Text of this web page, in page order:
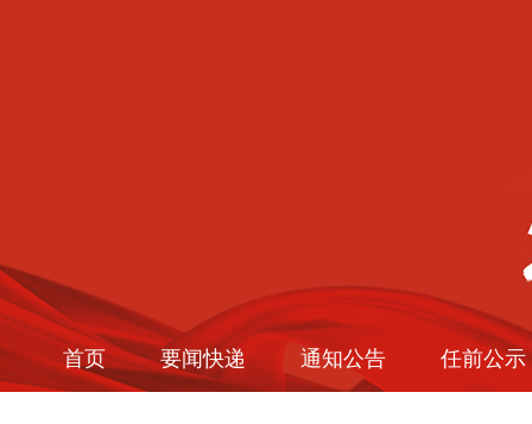
首页 要闻快递 通知公告 任前公示